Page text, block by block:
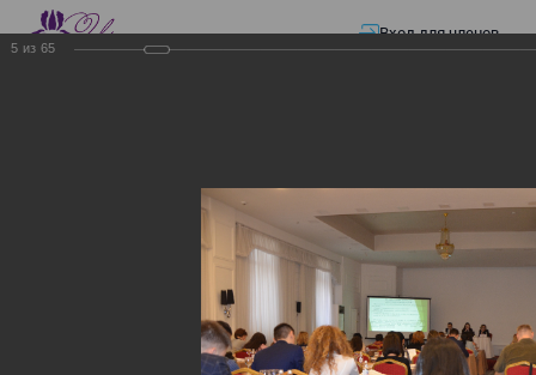
Вход для членов
Презентации Электронные счета-фактуры
Электронные счета-
Электронные счета-фактуры
5 из 65